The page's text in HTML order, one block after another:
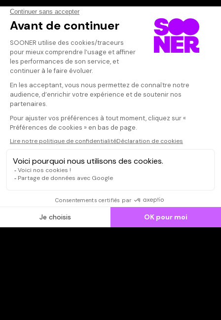
Vos avis
Donnez votre avis
Votre note
Votre commentaire
Il faut vous connecter pour
publier un avis
CONNEXION
reportage de
Qui sommes-nous ?